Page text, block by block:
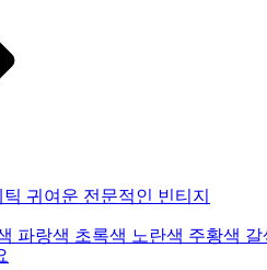
귀여운 전문적인 빈티지
파랑색 초록색 노란색 주황색